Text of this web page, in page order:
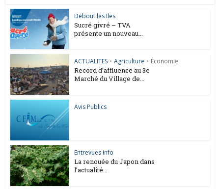
Debout les Iles
Sucré givré – TVA
présente un nouveau...
ACTUALITES • Agriculture • Économie
Record d’affluence au 3e
Marché du Village de...
Avis Publics
Entrevues info
La renouée du Japon dans
l’actualité...